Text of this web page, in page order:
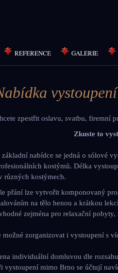
REFERENCE GALERIE
vystoupení
zpestřit oslavu, svatbu, firemní
Zkusteto
základní nabídce se jedná o sólové
kostýmů. Délka
různých kostýmech.
přání lze vytvořit komponovaný
na tělo henou a krátkou
zejména pro relaxační pobyty,
možné zorganizovat i vystoupení s
individuální domluvou dle rozsahu
vystoupení mimo Brno se účtují